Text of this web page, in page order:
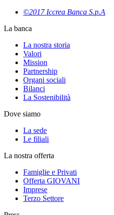
©2017 Iccrea Banca S.p.A
La banca
La nostra storia
Valori
Mission
Partnership
Organi sociali
Bilanci
La Sostenibilità
Dove siamo
La sede
Le filiali
La nostra offerta
Famiglie e Privati
Offerta GIOVANI
Imprese
Terzo Settore